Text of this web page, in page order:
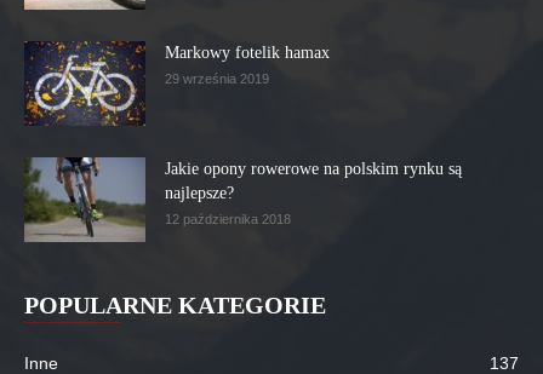
Markowy fotelik hamax
29 września 2019
Jakie opony rowerowe na polskim rynku są
najlepsze?
12 października 2018
POPULARNE KATEGORIE
Inne
137